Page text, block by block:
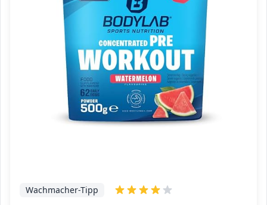
Wachmacher-Tipp